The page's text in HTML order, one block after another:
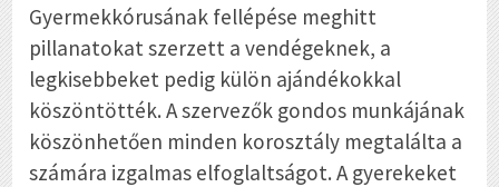
Gyermekkórusának fellépése meghitt
pillanatokat szerzett a vendégeknek, a
legkisebbeket pedig külön ajándékokkal
köszöntötték. A szervezők gondos munkájának
köszönhetően minden korosztály megtalálta a
számára izgalmas elfoglaltságot. A gyerekeket